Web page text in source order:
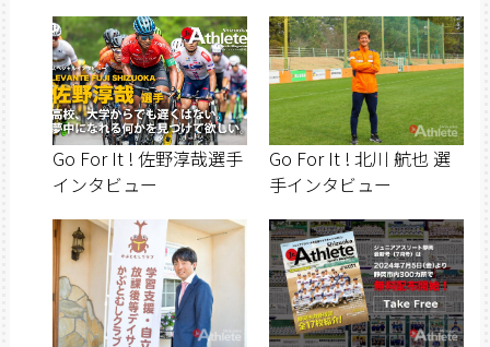
Go For It ! 佐野淳哉選手
インタビュー
Go For It ! 北川 航也 選
手インタビュー